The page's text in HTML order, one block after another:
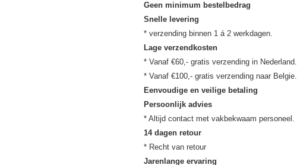
Geen minimum bestelbedrag
Snelle levering
Lage verzendkosten
* Vanaf €60,- gratis verzending in Nederland.
Eenvoudige en veilige betaling
Persoonlijk advies
14 dagen retour
Jarenlange ervaring